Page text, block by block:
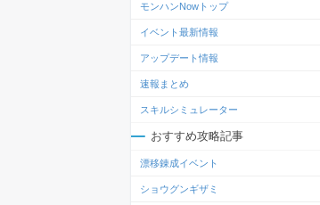
モンハンNowトップ
イベント最新情報
アップデート情報
速報まとめ
スキルシミュレーター
おすすめ攻略記事
漂移錬成イベント
ショウグンギザミ